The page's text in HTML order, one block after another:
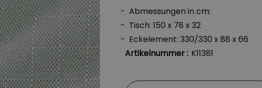
Abmessungen in cm:
Tisch: 150 x 78 x 32
Eckelement: 330/330 x 88 x 66
Artikelnummer : K11381